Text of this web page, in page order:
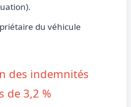
du véhicule
des indemnités
de 3,2 %